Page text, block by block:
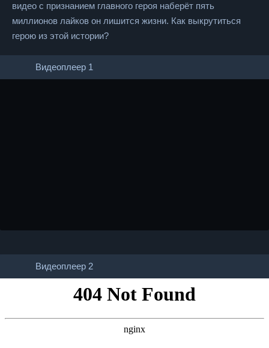
видео с признанием главного героя наберёт пять
миллионов лайков он лишится жизни. Как выкрутиться
герою из этой истории?
Видеоплеер 1
Видеоплеер 2